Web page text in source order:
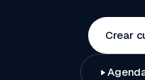
Crear